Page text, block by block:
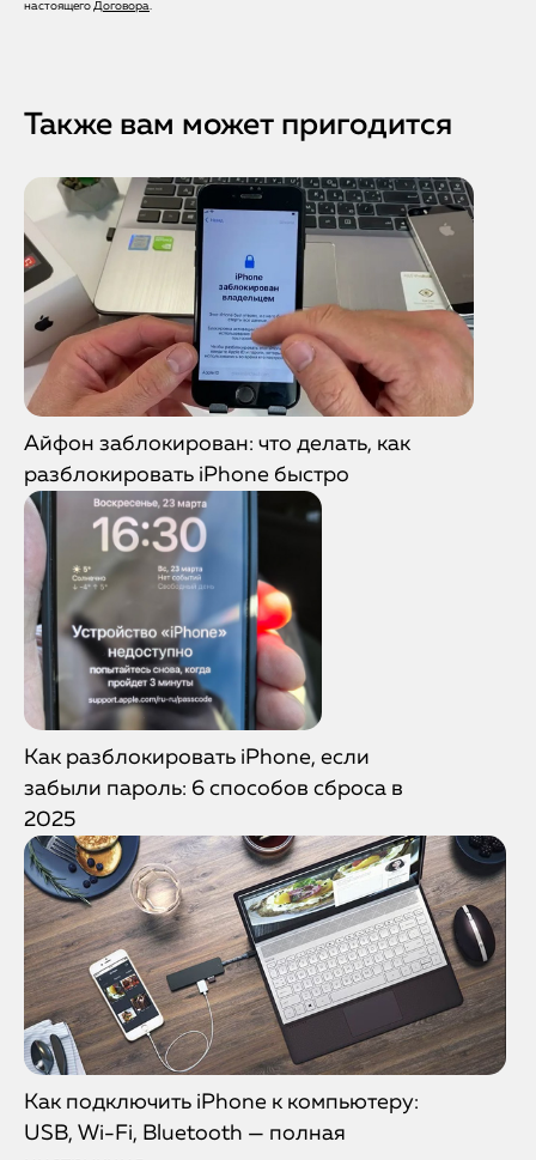
настоящего Договора.
Также вам может пригодится
Айфон заблокирован: что делать, как
разблокировать iPhone быстро
Как разблокировать iPhone, если
забыли пароль: 6 способов сброса в
2025
Как подключить iPhone к компьютеру:
USB, Wi-Fi, Bluetooth — полная